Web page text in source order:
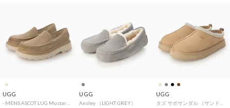
UGG UGG
Ansley （LIGHT GREY）
UGG